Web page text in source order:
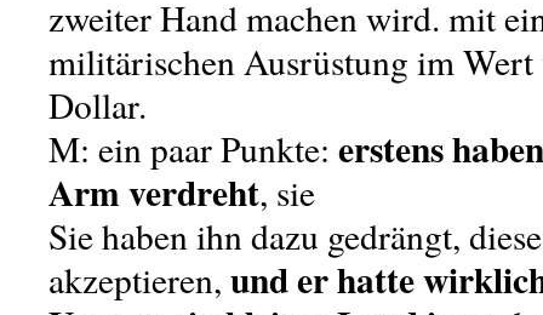
zweiter Hand machen wird. mit
militärischen Ausrüstung im
Dollar.
M: ein paar Punkte: erstens
Arm verdreht, sie
Sie haben ihn dazu gedrängt,
akzeptieren, und er hatte